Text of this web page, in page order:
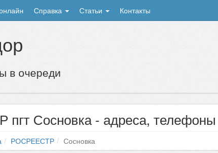
Справка Статьи Контакты
в очереди
Сосновка - адреса, телефоны
РОСРЕЕСТР Сосновка